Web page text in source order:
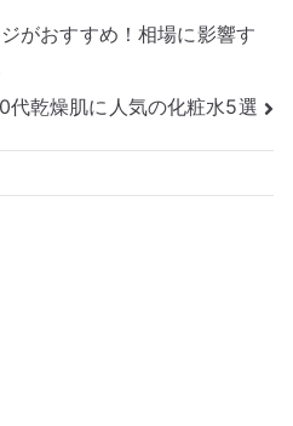
がおすすめ！相場に影響す
代乾燥肌に人気の化粧水5選